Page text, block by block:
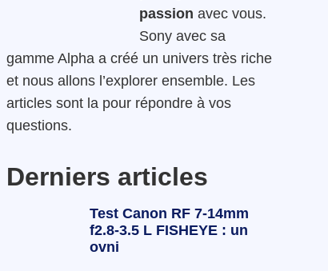
passion avec vous.
Sony avec sa
gamme Alpha a créé un univers très riche
et nous allons l’explorer ensemble. Les
articles sont la pour répondre à vos
questions.
Derniers articles
Test Canon RF 7-14mm
f2.8-3.5 L FISHEYE : un
ovni